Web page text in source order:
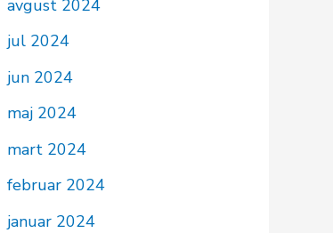
avgust 2024
jul 2024
jun 2024
maj 2024
mart 2024
februar 2024
januar 2024